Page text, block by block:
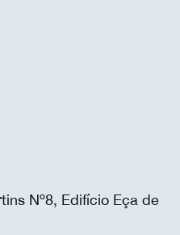
Nº8, Edifício Eça de